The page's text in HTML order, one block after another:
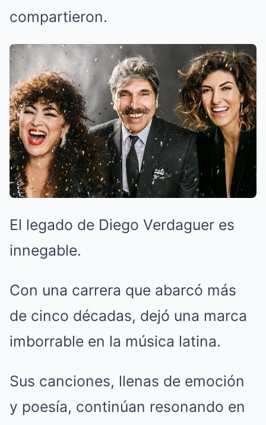
compartieron.
El legado de Diego Verdaguer es
innegable.
Con una carrera que abarcó más
de cinco décadas, dejó una marca
imborrable en la música latina.
Sus canciones, llenas de emoción
y poesía, continúan resonando en